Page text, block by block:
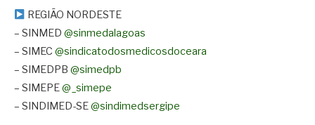
REGIÃO NORDESTE
– SINMED @sinmedalagoas
– SIMEC @sindicatodosmedicosdoceara
– SIMEDPB @simedpb
– SIMEPE@_simepe
– SINDIMED-SE@sindimedsergipe